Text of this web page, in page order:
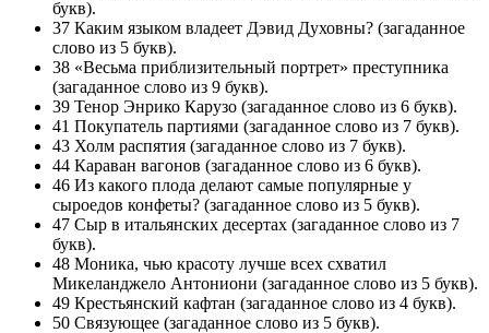
букв).
37 Каким языком владеет Дэвид Духовны? (загаданное
слово из 5 букв).
38 «Весьма приблизительный портрет» преступника
(загаданное слово из 9 букв).
39 Тенор Энрико Карузо (загаданное слово из 6 букв).
41 Покупатель партиями (загаданное слово из 7 букв).
43 Холм распятия (загаданное слово из 7 букв).
44 Караван вагонов (загаданное слово из 6 букв).
46 Из какого плода делают самые популярные у
сыроедов конфеты? (загаданное слово из 5 букв).
47 Сыр в итальянских десертах (загаданное слово из 7
букв).
48 Моника, чью красоту лучше всех схватил
Микеланджело Антониони (загаданное слово из 5 букв).
49 Крестьянский кафтан (загаданное слово из 4 букв).
50 Связующее (загаданное слово из 5 букв).